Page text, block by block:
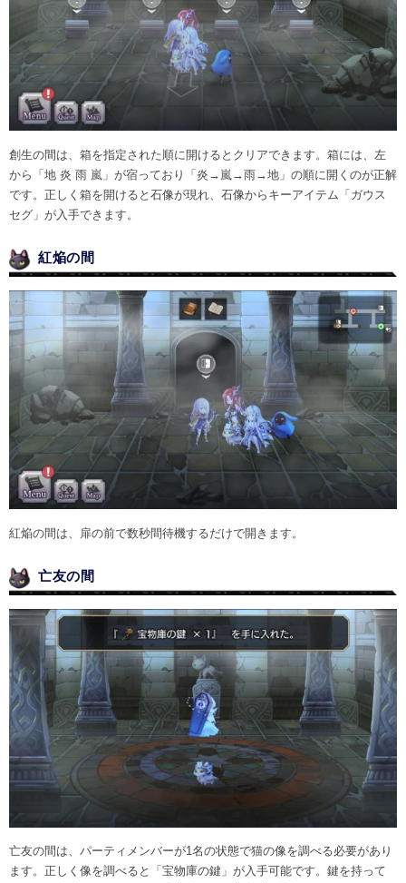
創生の間は、箱を指定された順に開けるとクリアできます。箱には、左
から「地 炎 雨 嵐」が宿っており「炎→嵐→雨→地」の順に開くのが正解
です。正しく箱を開けると石像が現れ、石像からキーアイテム「ガウス
セグ」が入手できます。
紅焔の間
紅焔の間は、扉の前で数秒間待機するだけで開きます。
亡友の間
亡友の間は、パーティメンバーが1名の状態で猫の像を調べる必要があり
ます。正しく像を調べると「宝物庫の鍵」が入手可能です。鍵を持って